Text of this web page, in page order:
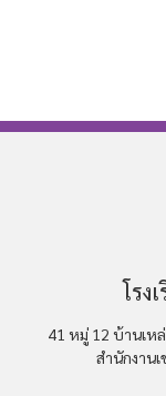
โรง
41 หมู่ 12 บ้านเหล่
สำนักงาน